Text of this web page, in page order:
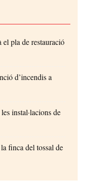
pla de restauració
d’incendis a
instal·lacions de
finca del tossal de